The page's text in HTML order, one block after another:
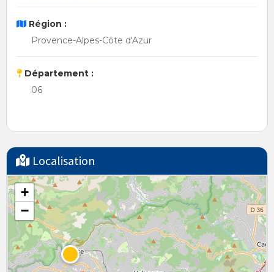
Région :
Provence-Alpes-Côte d'Azur
Département :
06
Localisation
+
−